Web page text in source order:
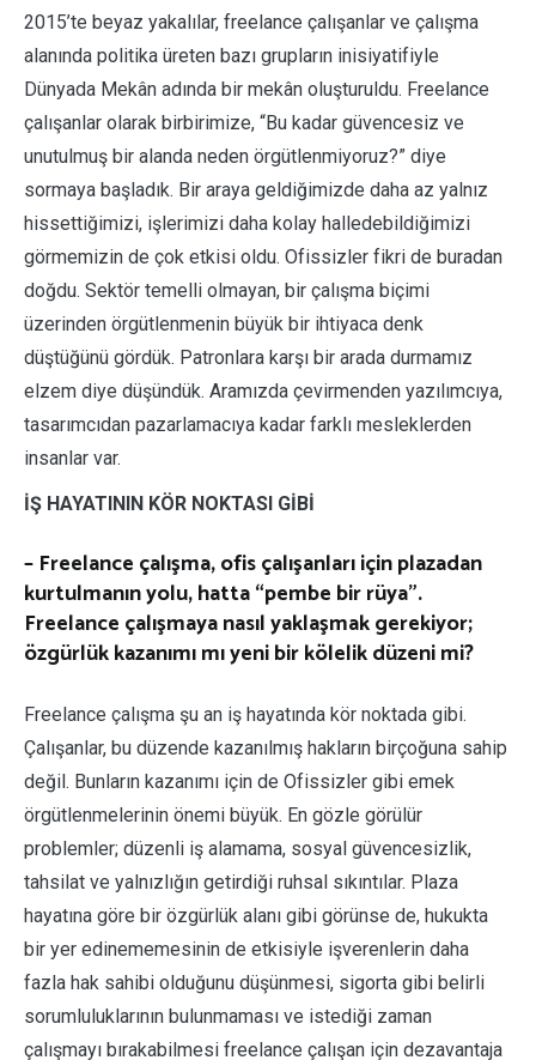
2015’te beyaz yakalılar, freelance çalışanlar ve çalışma
alanında politika üreten bazı grupların inisiyatifiyle
Dünyada Mekân adında bir mekân oluşturuldu. Freelance
çalışanlar olarak birbirimize, “Bu kadar güvencesiz ve
unutulmuş bir alanda neden örgütlenmiyoruz?” diye
sormaya başladık. Bir araya geldiğimizde daha az yalnız
hissettiğimizi, işlerimizi daha kolay halledebildiğimizi
görmemizin de çok etkisi oldu. Ofissizler fikri de buradan
doğdu. Sektör temelli olmayan, bir çalışma biçimi
üzerinden örgütlenmenin büyük bir ihtiyaca denk
düştüğünü gördük. Patronlara karşı bir arada durmamız
elzem diye düşündük. Aramızda çevirmenden yazılımcıya,
tasarımcıdan pazarlamacıya kadar farklı mesleklerden
insanlar var.
İŞ HAYATININ KÖR NOKTASI GİBİ
– Freelance çalışma, ofis çalışanları için plazadan
kurtulmanın yolu, hatta “pembe bir rüya”.
Freelance çalışmaya nasıl yaklaşmak gerekiyor;
özgürlük kazanımı mı yeni bir kölelik düzeni mi?
Freelance çalışma şu an iş hayatında kör noktada gibi.
Çalışanlar, bu düzende kazanılmış hakların birçoğuna sahip
değil. Bunların kazanımı için de Ofissizler gibi emek
örgütlenmelerinin önemi büyük. En gözle görülür
problemler; düzenli iş alamama, sosyal güvencesizlik,
tahsilat ve yalnızlığın getirdiği ruhsal sıkıntılar. Plaza
hayatına göre bir özgürlük alanı gibi görünse de, hukukta
bir yer edinememesinin de etkisiyle işverenlerin daha
fazla hak sahibi olduğunu düşünmesi, sigorta gibi belirli
sorumluluklarının bulunmaması ve istediği zaman
çalışmayı bırakabilmesi freelance çalışan için dezavantaja